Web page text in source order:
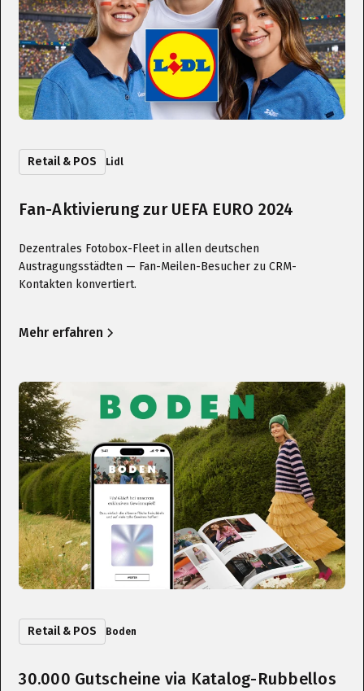
Retail & POS Lidl
Fan-Aktivierung zur UEFA EURO 2024
Dezentrales Fotobox-Fleet in allen deutschen
Austragungsstädten — Fan-Meilen-Besucher zu CRM-
Kontakten konvertiert.
Mehr erfahren
Retail & POS Boden
30.000 Gutscheine via Katalog-Rubbellos